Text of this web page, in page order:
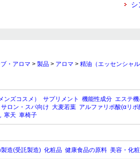
シ
・アロマ > 製品 > アロマ > 精油（エッセンシャ
ンズコスメ） サプリメント 機能性成分 エステ
ロン・スパ向け 大麦若葉 アルファリポ酸(αリポ
寒天 車椅子
造(受託製造) 化粧品 健康食品の原料 美容・化